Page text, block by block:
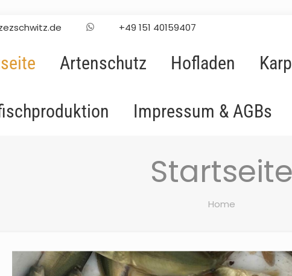
+49 151 40159407
Artenschutz Hofladen
Impressum & AGBs
Startseite
Home